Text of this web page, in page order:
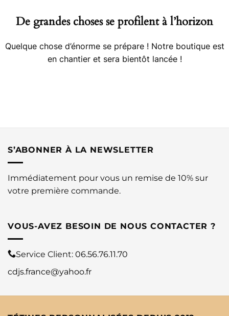
De grandes choses se profilent à l’horizon
Quelque chose d’énorme se prépare ! Notre boutique est
en chantier et sera bientôt lancée !
S’ABONNER À LA NEWSLETTER
Immédiatement pour vous un remise de 10% sur
votre première commande.
VOUS-AVEZ BESOIN DE NOUS CONTACTER ?
Service Client: 06.56.76.11.70
cdjs.france@yahoo.fr